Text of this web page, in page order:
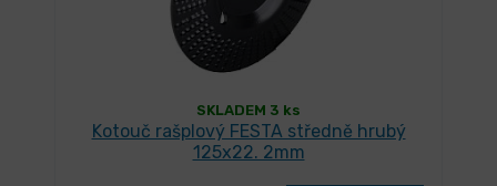
SKLADEM 3 ks
Kotouč rašplový FESTA středně hrubý
125x22. 2mm